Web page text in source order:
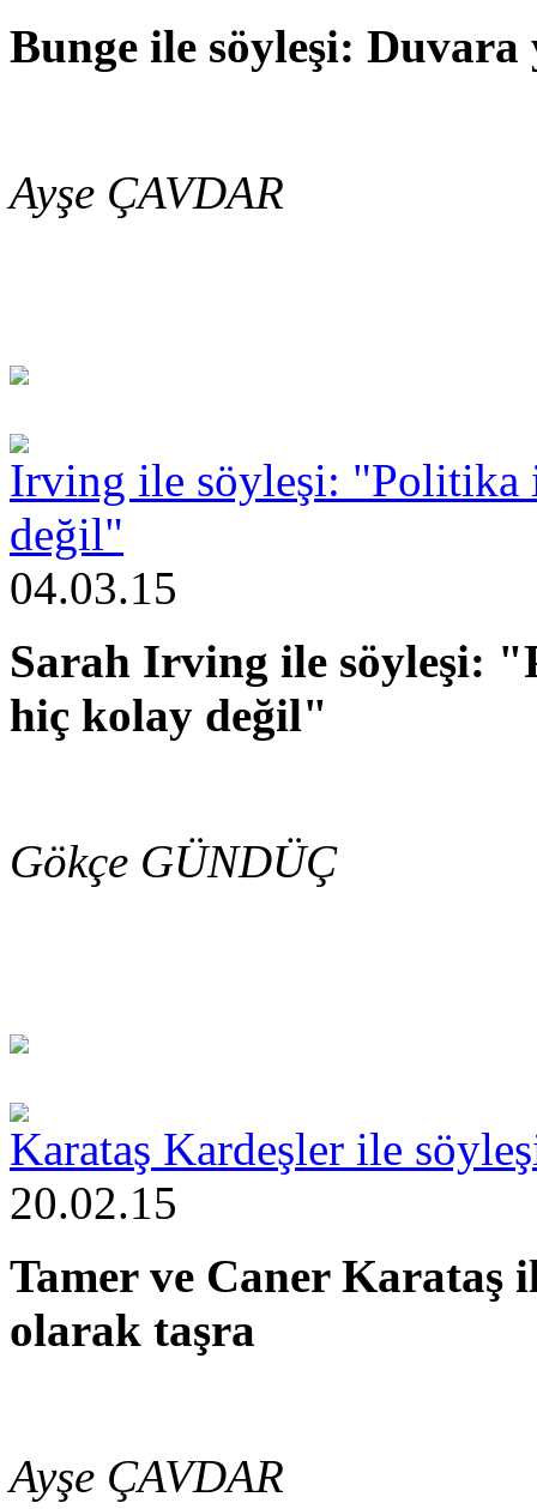
Bunge ile söyleşi: Duvara
Ayşe ÇAVDAR
Irving ile söyleşi: "Politika
değil"
04.03.15
Sarah Irving ile söyleşi:
hiç kolay değil"
Gökçe GÜNDÜÇ
Karataş Kardeşler ile
20.02.15
Tamer ve Caner Karataş
olarak taşra
Ayşe ÇAVDAR